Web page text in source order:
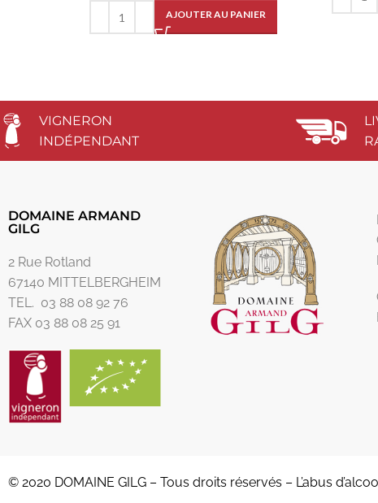
AJOUTER AU PANIER
VIGNERON
INDÉPENDANT
DOMAINE ARMAND
GILG
2 Rue Rotland
67140 MITTELBERGHEIM
TEL. 03 88 08 92 76
FAX 03 88 08 25 91
© 2020 DOMAINE GILG – Tous droits réservés – L’abus